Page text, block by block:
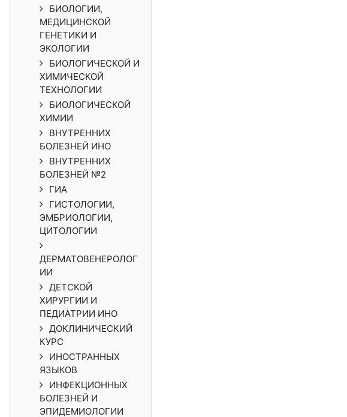
БИОЛОГИИ,
МЕДИЦИНСКОЙ
ГЕНЕТИКИ И
ЭКОЛОГИИ
БИОЛОГИЧЕСКОЙ И
ХИМИЧЕСКОЙ
ТЕХНОЛОГИИ
БИОЛОГИЧЕСКОЙ
ХИМИИ
ВНУТРЕННИХ
БОЛЕЗНЕЙ ИНО
ВНУТРЕННИХ
БОЛЕЗНЕЙ №2
ГИА
ГИСТОЛОГИИ,
ЭМБРИОЛОГИИ,
ЦИТОЛОГИИ
ДЕРМАТОВЕНЕРОЛОГ
ИИ
ДЕТСКОЙ
ХИРУРГИИ И
ПЕДИАТРИИ ИНО
ДОКЛИНИЧЕСКИЙ
КУРС
ИНОСТРАННЫХ
ЯЗЫКОВ
ИНФЕКЦИОННЫХ
БОЛЕЗНЕЙ И
ЭПИДЕМИОЛОГИИ